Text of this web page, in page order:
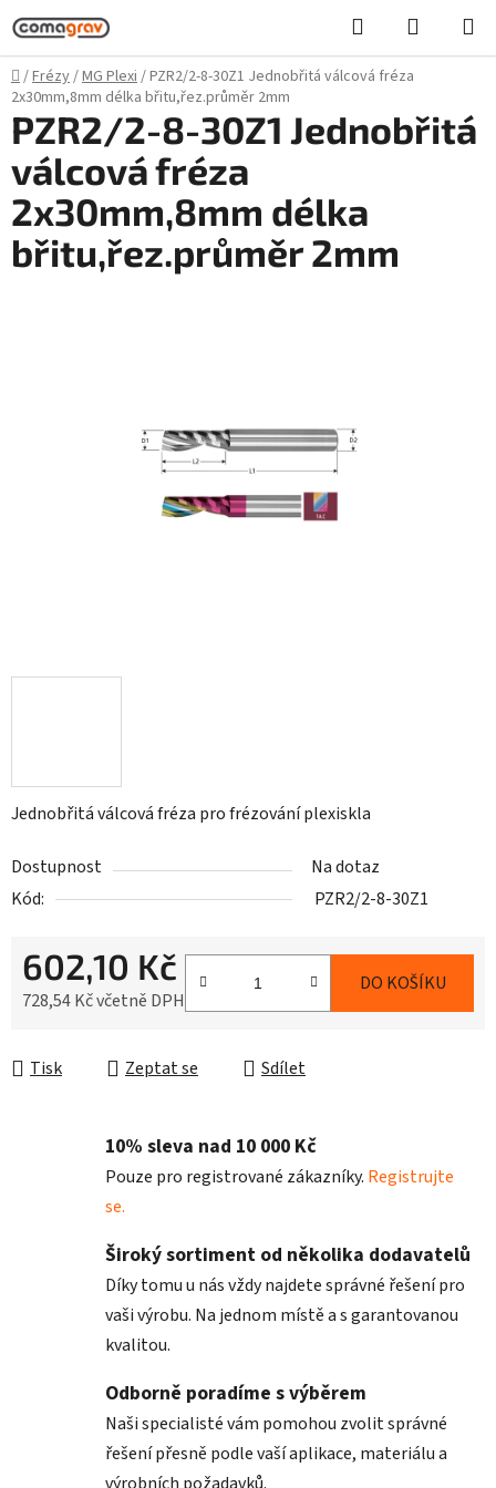
Přejít
na
obsah
Hledat
KOŠÍK
Domů
/Frézy/MG Plexi/PZR2/2-8-30Z1 Jednobřitá válcová fréza
2x30mm,8mm délka břitu,řez.průměr 2mm
Jednobřitá válcová fréza pro frézování plexiskla
Dostupnost
Na dotaz
Kód:
PZR2/2-8-30Z1
602,10 Kč
728,54 Kč včetně DPH
DO KOŠÍKU
Tisk Zeptat se Sdílet
PZR2/2-8-30Z1 Jednobřitá
válcová fréza
2x30mm,8mm délka
břitu,řez.průměr 2mm
10% sleva nad 10 000 Kč
Pouze pro registrované zákazníky. Registrujte
se.
Široký sortiment od několika dodavatelů
Díky tomu u nás vždy najdete správné řešení pro
vaši výrobu. Na jednom místě a s garantovanou
kvalitou.
Odborně poradíme s výběrem
Naši specialisté vám pomohou zvolit správné
řešení přesně podle vaší aplikace, materiálu a